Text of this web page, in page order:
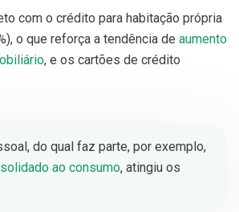
com o crédito para habitação própria
o que reforça a tendência de aumento
, e os cartões de crédito
do qual faz parte, por exemplo,
ao consumo, atingiu os